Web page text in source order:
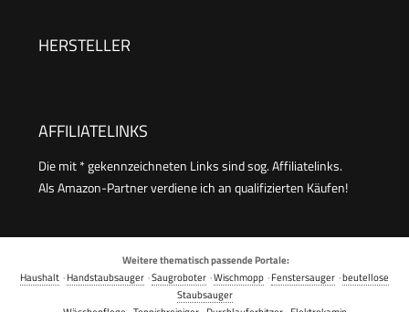
HERSTELLER
AFFILIATELINKS
Die mit * gekennzeichneten Links sind sog. Affiliatelinks.
Als Amazon-Partner verdiene ich an qualifizierten Käufen!
Weitere thematisch passende Portale:
Haushalt ·Handstaubsauger ·Saugroboter ·Wischmopp ·Fenstersauger ·beutellose
Staubsauger